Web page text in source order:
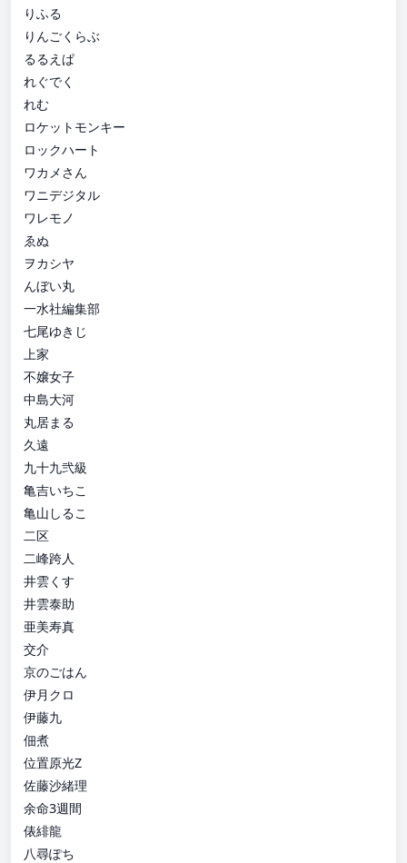
りふる
りんごくらぶ
るるえぱ
れぐでく
れむ
ロケットモンキー
ロックハート
ワカメさん
ワニデジタル
ワレモノ
ゑぬ
ヲカシヤ
んぼい丸
一水社編集部
七尾ゆきじ
上家
不嬢女子
中島大河
丸居まる
久遠
九十九弐級
亀吉いちこ
亀山しるこ
二区
二峰跨人
井雲くす
井雲泰助
亜美寿真
交介
京のごはん
伊月クロ
伊藤九
佃煮
位置原光Z
佐藤沙緒理
余命3週間
俵緋龍
八尋ぽち